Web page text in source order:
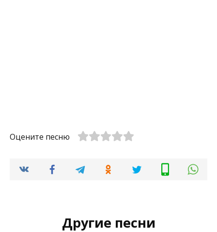
Оцените песню
Другие песни